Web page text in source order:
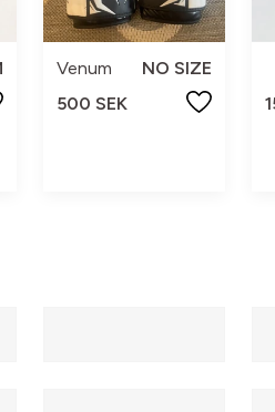
Venum
NO SIZE
500 SEK